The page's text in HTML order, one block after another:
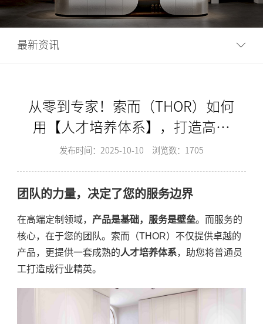
最新资讯
从零到专家！索而（THOR）如何
用【人才培养体系】，打造高薪
高能的“销售+安装”精英团
队？-索而THOR
发布时间：2025-10-10 浏览数：1705
团队的力量，决定了您的服务边界
在高端定制领域， 产品是基础，服务是壁垒。而服务的
核心，在于您的团队。索而（THOR）不仅提供卓越的
产品，更提供一套成熟的人才培养体系，助您将普通员
工打造成行业精英。